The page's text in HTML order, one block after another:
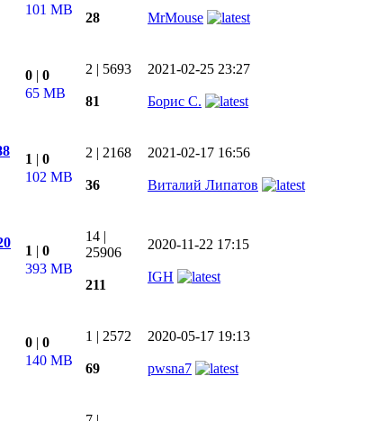
101 MB
28 MrMouse
0 | 0
65 MB
2 | 5693
81
2021-02-25 23:27
Борис С.
1 | 0
102 MB
2 | 2168
36
2021-02-17 16:56
Виталий Липатов
1 | 0
393 MB
14 |
25906
211
2020-11-22 17:15
IGH
0 | 0
140 MB
1 | 2572
69
2020-05-17 19:13
pwsna7